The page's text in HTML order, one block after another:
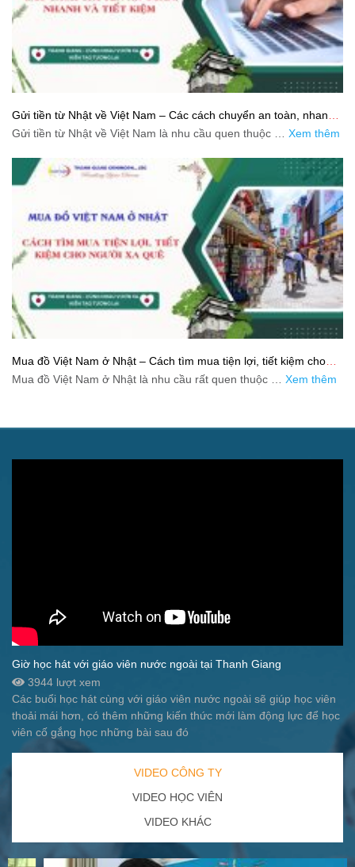
Gửi tiền từ Nhật về Việt Nam – Các cách chuyển an toàn, nhanh
và tiết kiệm
Gửi tiền từ Nhật về Việt Nam là nhu cầu quen thuộc … Xem thêm
Mua đồ Việt Nam ở Nhật – Cách tìm mua tiện lợi, tiết kiệm cho
người xa quê
Mua đồ Việt Nam ở Nhật là nhu cầu rất quen thuộc … Xem thêm
Giờ học hát với giáo viên nước ngoài tại Thanh Giang
3944 lượt xem
Các buổi học hát cùng với giáo viên nước ngoài sẽ giúp học viên
thoải mái hơn, có thêm những kiến thức mới làm động lực để học
viên cố gắng học những bài sau đó
VIDEO CÔNG TY
VIDEO HỌC VIÊN
VIDEO KHÁC